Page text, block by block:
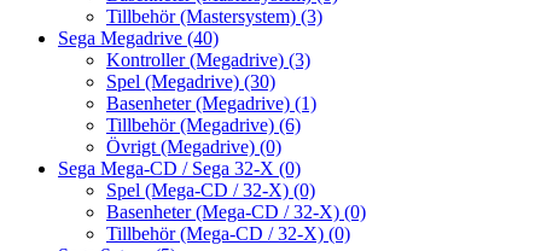
Tillbehör (Mastersystem) (3)
Sega Megadrive (40)
Kontroller (Megadrive) (3)
Spel (Megadrive) (30)
Basenheter (Megadrive) (1)
Tillbehör (Megadrive) (6)
Övrigt (Megadrive) (0)
Sega Mega-CD / Sega 32-X (0)
Spel (Mega-CD / 32-X) (0)
Basenheter (Mega-CD / 32-X) (0)
Tillbehör (Mega-CD / 32-X) (0)